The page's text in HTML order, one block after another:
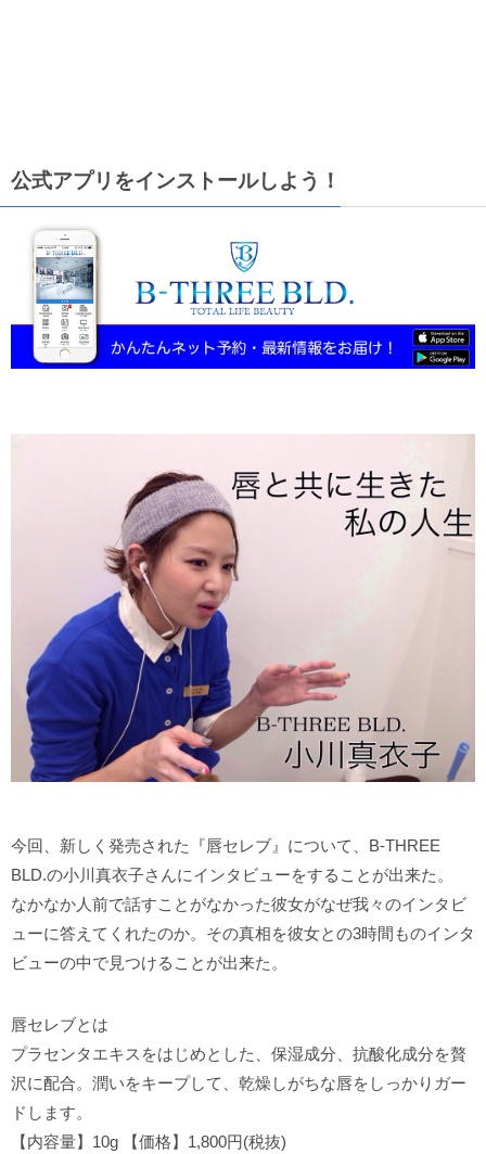
公式アプリをインストールしよう！
今回、新しく発売された『唇セレブ』について、B-THREE
BLD.の小川真衣子さんにインタビューをすることが出来た。
なかなか人前で話すことがなかった彼女がなぜ我々のインタビ
ューに答えてくれたのか。その真相を彼女との3時間ものインタ
ビューの中で見つけることが出来た。
唇セレブとは
プラセンタエキスをはじめとした、保湿成分、抗酸化成分を贅
沢に配合。潤いをキープして、乾燥しがちな唇をしっかりガー
ドします。
【内容量】10g 【価格】1,800円(税抜)